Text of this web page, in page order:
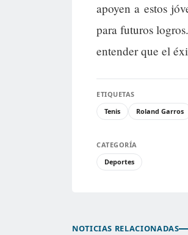
apoyen a estos
para futuros
entender que el
ETIQUETAS
Tenis
Roland Garros
CATEGORÍA
Deportes
NOTICIAS RELACIONADAS